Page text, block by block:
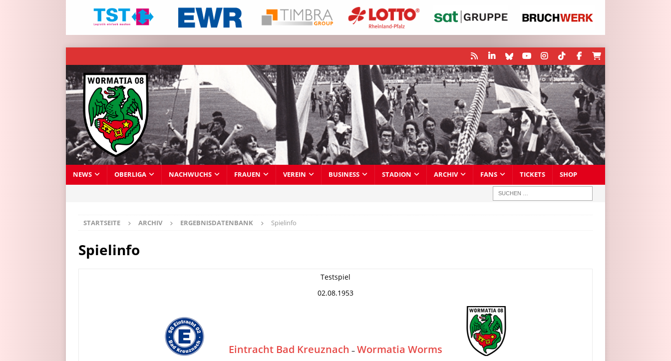
NEWS OBERLIGA NACHWUCHS FRAUEN VEREIN BUSINESS STADION ARCHIV FANS TICKETS SHOP
STARTSEITE ARCHIV ERGEBNISDATENBANK Spielinfo
Spielinfo
Testspiel
02.08.1953
Eintracht Bad Kreuznach – Wormatia Worms